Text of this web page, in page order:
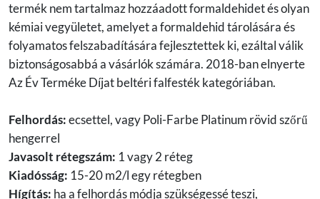
termék nem tartalmaz hozzáadott formaldehidet és olyan
kémiai vegyületet, amelyet a formaldehid tárolására és
folyamatos felszabadítására fejlesztettek ki, ezáltal válik
biztonságosabbá a vásárlók számára. 2018-ban elnyerte
Az Év Terméke Díjat beltéri falfesték kategóriában.
Felhordás:ecsettel, vagy Poli-Farbe Platinum rövid szőrű
hengerrel
Javasolt rétegszám: 1 vagy 2 réteg
Kiadósság: 15-20 m2/l egy rétegben
Hígítás: ha a felhordás módja szükségessé teszi,